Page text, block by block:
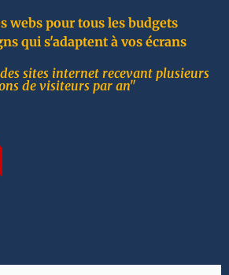
webs pour tous les budgets
qui s'adaptent à vos écrans
sites internet recevant plusieurs
de visiteurs par an"